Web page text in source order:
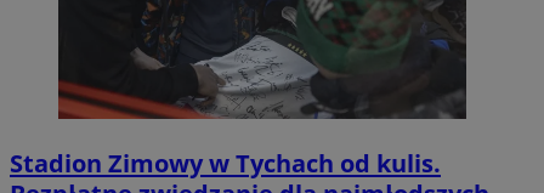
Stadion Zimowy w Tychach od kulis.